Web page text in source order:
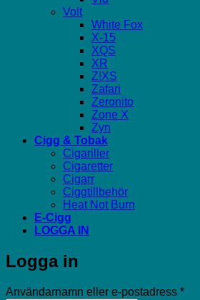
Volt
White Fox
X-15
XQS
XR
Z!XS
Zafari
Zeronito
Zone X
Zyn
Cigg & Tobak
Cigariller
Cigaretter
Cigarr
Ciggtillbehör
Heat Not Burn
E-Cigg
LOGGA IN
Logga in
Användarnamn eller e-postadress *